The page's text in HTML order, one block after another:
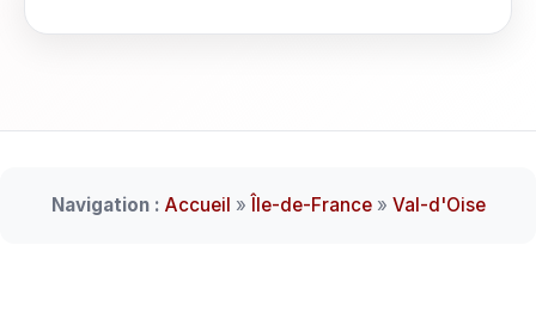
Navigation : Accueil » Île-de-France» Val-d'Oise